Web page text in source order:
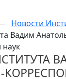
Новости
Вадим
наук